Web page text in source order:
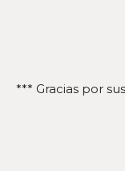
*** Gracias por